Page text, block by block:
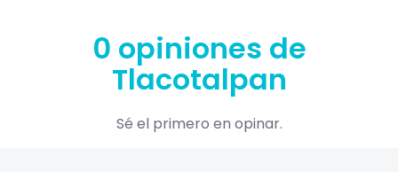
0 opiniones de
Tlacotalpan
Sé el primero en opinar.